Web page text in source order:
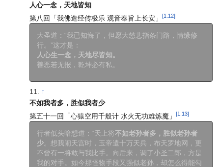
人心一念，天地皆知
第八回「我佛造经传极乐 观音奉旨上长安」
[1.12]
大圣道：“我已知悔了，但愿大慈悲指条门路，情缘修
行。”这才是：
人心生一念，天地尽皆知。
善恶若无报，乾坤必有私。
↑
不如我者多，胜似我者少
第五十一回「心猿空用千般计 水火无功难炼魔」
[1.13]
行者低头暗想道：“天上将不如老孙者多，胜似老孙者
少。想我闹天宫时，玉帝遣十万天兵，布天罗地网，更
不曾有一将敢与我比手。向后来，调了小圣二郎，方是
我的对手。如今那怪物手段又强似老孙，却怎么得能勾